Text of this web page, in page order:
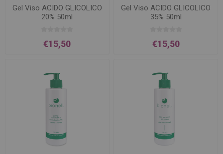
Gel Viso ACIDO GLICOLICO
20% 50ml
€15,50
Gel Viso ACIDO GLICOLICO
35% 50ml
€15,50